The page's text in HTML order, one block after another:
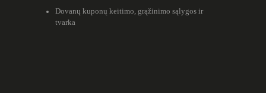
Dovanų kuponų keitimo, grąžinimo sąlygos ir
tvarka